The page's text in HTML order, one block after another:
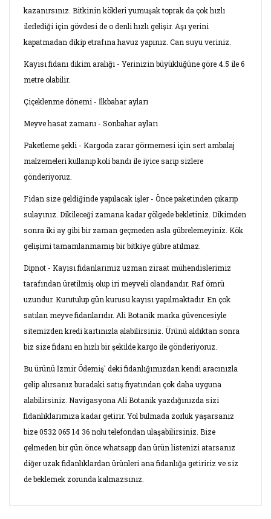
kazanırsınız. Bitkinin kökleri yumuşak toprak da çok hızlı
ilerlediği için gövdesi de o denli hızlı gelişir. Aşı yerini
kapatmadan dikip etrafına havuz yapınız. Can suyu veriniz.
Kayısı fidanı dikim aralığı - Yerinizin büyüklüğüne göre 4.5 ile 6
metre olabilir.
Çiçeklenme dönemi - İlkbahar ayları
Meyve hasat zamanı - Sonbahar ayları
Paketleme şekli - Kargoda zarar görmemesi için sert ambalaj
malzemeleri kullanıp koli bandı ile iyice sarıp sizlere
gönderiyoruz.
Fidan size geldiğinde yapılacak işler - Önce paketinden çıkarıp
sulayınız. Dikileceği zamana kadar gölgede bekletiniz. Dikimden
sonra iki ay gibi bir zaman geçmeden asla gübrelemeyiniz. Kök
gelişimi tamamlanmamış bir bitkiye gübre atılmaz.
Dipnot - Kayısı fidanlarımız uzman ziraat mühendislerimiz
tarafından üretilmiş olup iri meyveli olandandır. Raf ömrü
uzundur. Kurutulup gün kurusu kayısı yapılmaktadır. En çok
satılan meyve fidanlarıdır. Ali Botanik marka güvencesiyle
sitemizden kredi kartınızla alabilirsiniz. Ürünü aldıktan sonra
biz size fidanı en hızlı bir şekilde kargo ile gönderiyoruz.
Bu ürünü İzmir Ödemiş' deki fidanlığımızdan kendi aracınızla
gelip alırsanız buradaki satış fiyatından çok daha uyguna
alabilirsiniz. Navigasyona Ali Botanik yazdığınızda sizi
fidanlıklarımıza kadar getirir. Yol bulmada zorluk yaşarsanız
bize 0532 065 14 36 nolu telefondan ulaşabilirsiniz. Bize
gelmeden bir gün önce whatsapp dan ürün listenizi atarsanız
diğer uzak fidanlıklardan ürünleri ana fidanlığa getiririz ve siz
de beklemek zorunda kalmazsınız.